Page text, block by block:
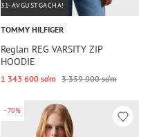
31-AVGUSTGACHA!
TOMMY HILFIGER
Reglan REG VARSITY ZIP
HOODIE
1 343 600 so‘m 3 359 000 so‘m
-70%